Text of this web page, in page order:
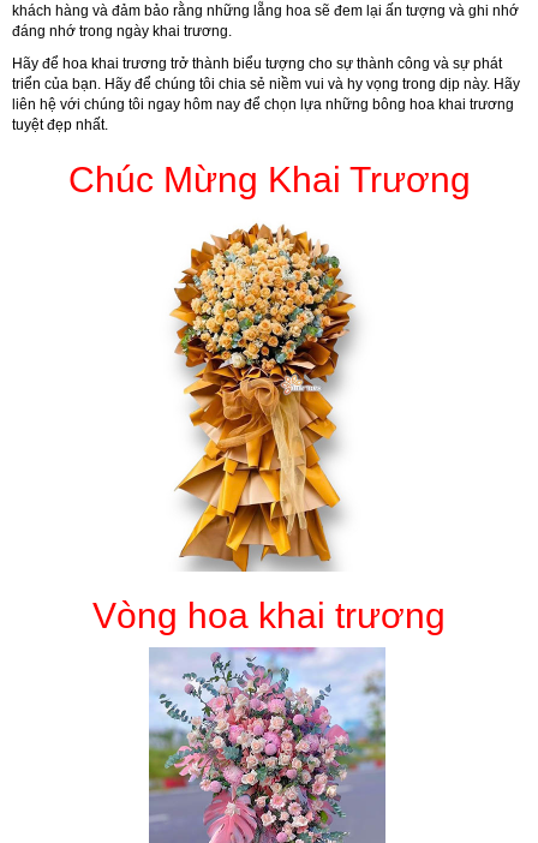
khách hàng và đảm bảo rằng những lẵng hoa sẽ đem lại ấn tượng và ghi nhớ
đáng nhớ trong ngày khai trương.
Hãy để hoa khai trương trở thành biểu tượng cho sự thành công và sự phát
triển của bạn. Hãy để chúng tôi chia sẻ niềm vui và hy vọng trong dịp này. Hãy
liên hệ với chúng tôi ngay hôm nay để chọn lựa những bông hoa khai trương
tuyệt đẹp nhất.
Chúc Mừng Khai Trương
Vòng hoa khai trương